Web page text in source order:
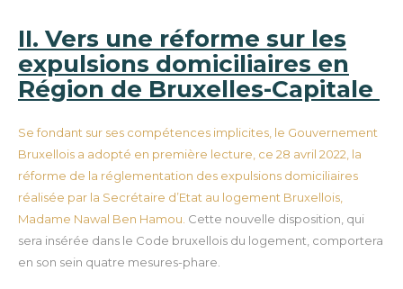
II. Vers une réforme sur les
expulsions domiciliaires en
Région de Bruxelles-Capitale
Se fondant sur ses compétences implicites, le Gouvernement
Bruxellois a adopté en première lecture, ce 28 avril 2022, la
réforme de la réglementation des expulsions domiciliaires
réalisée par la Secrétaire d’Etat au logement Bruxellois,
Madame Nawal Ben Hamou. Cette nouvelle disposition, qui
sera insérée dans le Code bruxellois du logement, comportera
en son sein quatre mesures-phare.